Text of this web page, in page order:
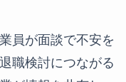
員が面談で不安を
職検討につながる